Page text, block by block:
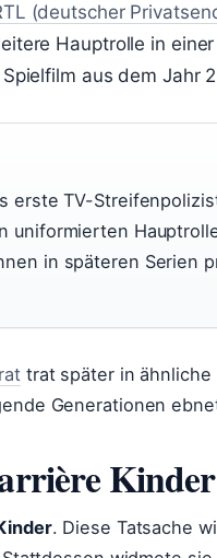
(deutscher
Hauptrolle in
Spielfilm aus dem Jahr
erste TV-
uniformierten
in späteren Serien
trat später in ähnliche
Generationen
. Diese Tatsache